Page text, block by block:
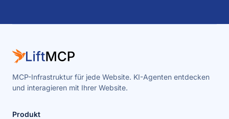
MCP-Infrastruktur für jede Website. KI-Agenten entdecken
und interagieren mit Ihrer Website.
Produkt